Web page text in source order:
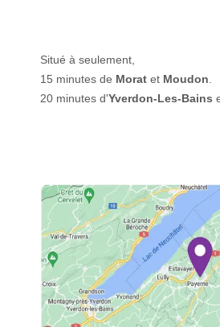
Situé à seulement,
15 minutes de Morat et Moudon
20 minutes d'Yverdon-Les-Bains